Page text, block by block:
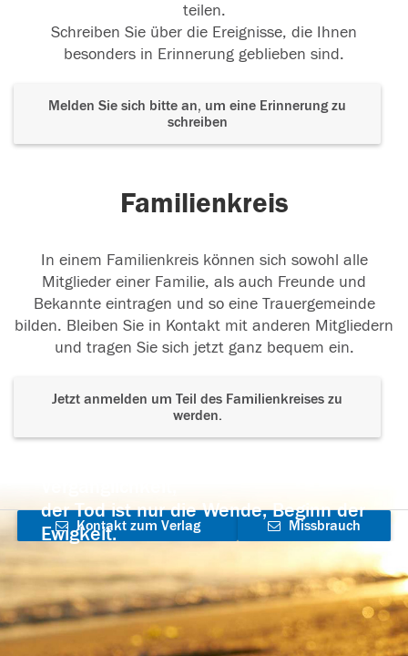
teilen.
Schreiben Sie über die Ereignisse, die Ihnen
besonders in Erinnerung geblieben sind.
Melden Sie sich bitte an, um eine Erinnerung zu
schreiben
Familienkreis
In einem Familienkreis können sich sowohl alle
Mitglieder einer Familie, als auch Freunde und
Bekannte eintragen und so eine Trauergemeinde
bilden. Bleiben Sie in Kontakt mit anderen Mitgliedern
und tragen Sie sich jetzt ganz bequem ein.
Jetzt anmelden um Teil des Familienkreises zu
werden.
der Tod ist nur die Wende, Beginn der
Ewigkeit.
Kontakt zum Verlag
aufnehmen
Missbrauch